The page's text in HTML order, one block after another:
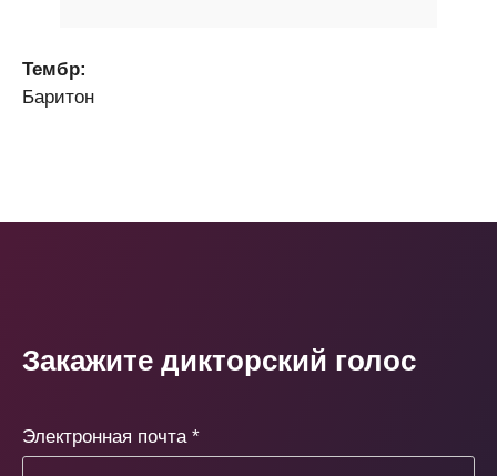
Тембр:
Баритон
Закажите дикторский голос
Электронная почта *